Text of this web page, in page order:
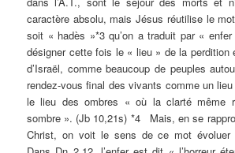
caractère absolu, mais Jésus réutilise le
soit « hadès »*3 qu’on a traduit par «
désigner cette fois le « lieu » de la
d’Israël, comme beaucoup de peuples
rendez-vous final des vivants comme un
le lieu des ombres « où la clarté même
sombre ». (Jb 10,21s) *4 Mais, en se
Christ, on voit le sens de ce mot évoluer